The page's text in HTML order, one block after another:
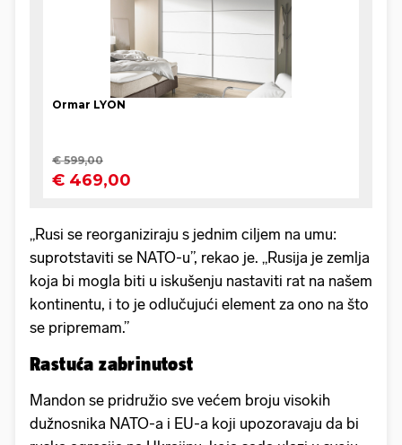
„Rusi se reorganiziraju s jednim ciljem na umu:
suprotstaviti se NATO-u”, rekao je. „Rusija je zemlja
koja bi mogla biti u iskušenju nastaviti rat na našem
kontinentu, i to je odlučujući element za ono na što
se pripremam.”
Rastuća zabrinutost
Mandon se pridružio sve većem broju visokih
dužnosnika NATO-a i EU-a koji upozoravaju da bi